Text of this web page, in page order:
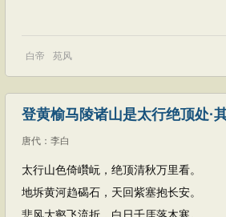
白帝 苑风
登黄榆马陵诸山是太行绝顶处·
唐代 ： 李白
太行山色倚巑岏，绝顶清秋万里看。
地坼黄河趋碣石，天回紫塞抱长安。